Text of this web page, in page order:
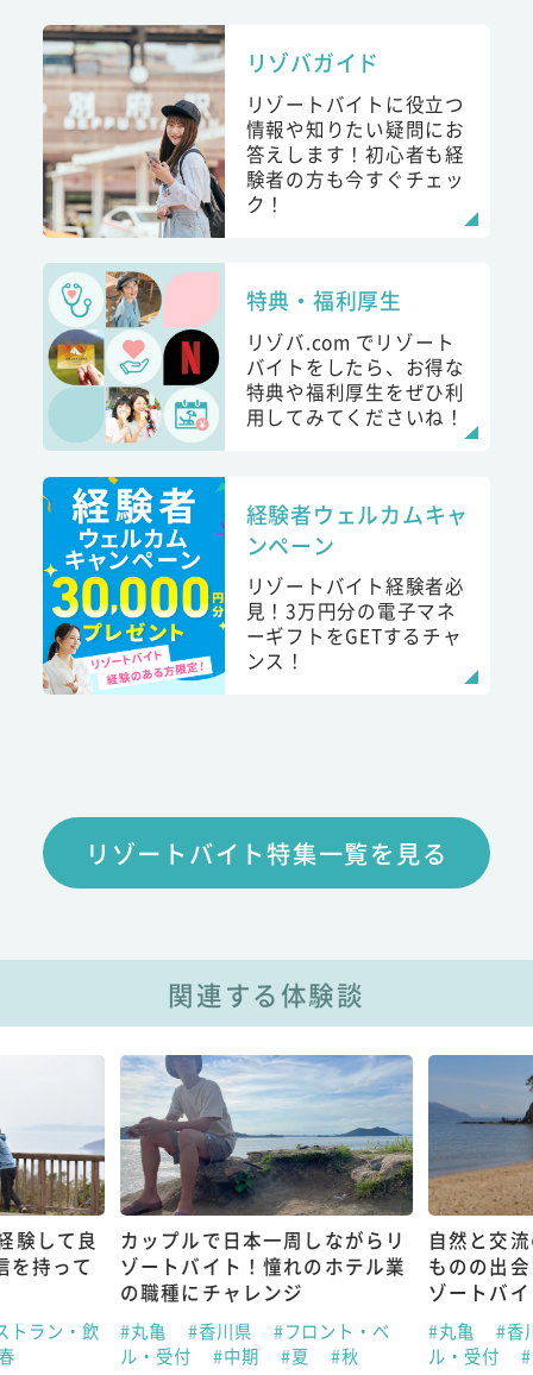
リゾバガイド
リゾートバイトに役立つ
情報や知りたい疑問にお
答えします！初心者も経
験者の方も今すぐチェッ
ク！
特典・福利厚生
リゾバ.com でリゾート
バイトをしたら、お得な
特典や福利厚生をぜひ利
用してみてくださいね！
経験者ウェルカムキャ
ンペーン
リゾートバイト経験者必
見！3万円分の電子マネ
ーギフトをGETするチャ
ンス！
リゾートバイト特集一覧を見る
関連する体験談
験して良
を持って
トラン・飲
カップルで日本一周しながらリ
ゾートバイト！憧れのホテル業
の職種にチャレンジ
#丸亀 #香川県
#フロント・ベ
ル・受付
#中期 #夏 #秋
自然と交
ものの出
ゾートバ
#丸亀
#香
ル・受付